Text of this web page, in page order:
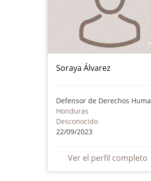
Soraya Álvarez
Honduras
Desconocido
22/09/2023
Ver el perfil completo